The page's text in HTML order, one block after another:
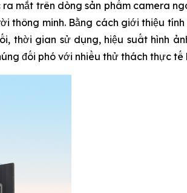
mắt trên dòng sản phẩm camera
thông minh. Bằng cách giới thiệu tính
thời gian sử dụng, hiệu suất hình
đối phó với nhiều thử thách thực tế